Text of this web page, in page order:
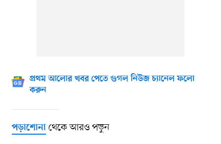
প্রথম আলোর খবর পেতে গুগল নিউজ চ্যানেল ফলো
করুন
পড়াশোনাথেকে আরও পড়ুন